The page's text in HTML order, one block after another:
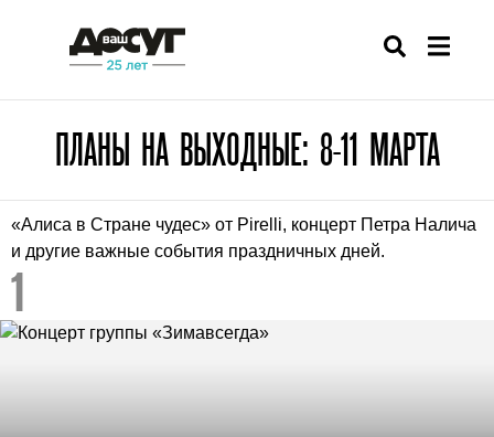
ПЛАНЫ НА ВЫХОДНЫЕ: 8-11 МАРТА
«Алиса в Стране чудес» от Pirelli, концерт Петра Налича
и другие важные события праздничных дней.